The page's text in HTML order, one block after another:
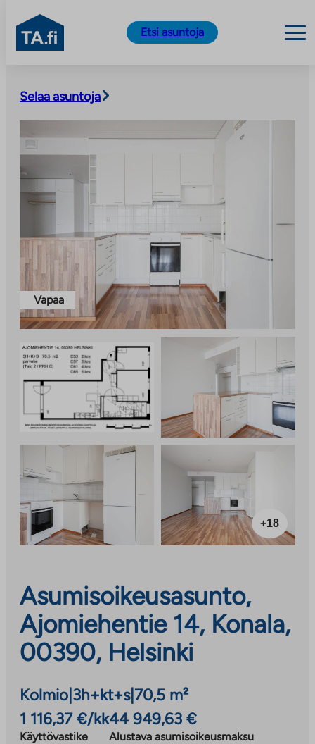
sisältöön
TA.fi
Etsi asuntoja
Selaa asuntoja
Vapaa
+18
Asumisoikeusasunto,
Ajomiehentie 14, Konala,
00390, Helsinki
Kolmio 3h+kt+s| 70,5 m²
1 116,37 €/kk
Käyttövastike
44 949,63 €
Alustava asumisoikeusmaksu